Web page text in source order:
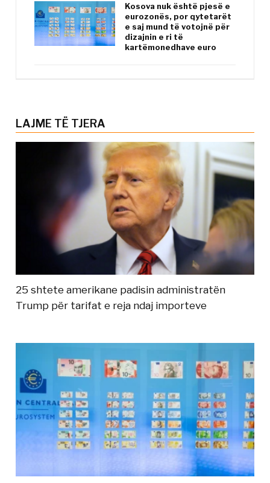
Kosova nuk është pjesë e
eurozonës, por qytetarët
e saj mund të votojnë për
dizajnin e ri të
kartëmonedhave euro
LAJME TË TJERA
25 shtete amerikane padisin administratën
Trump për tarifat e reja ndaj importeve